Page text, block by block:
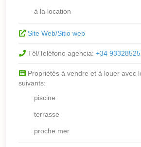
à la location
Site Web/Sitio web
Tél/Teléfono agencia: +34
Propriétés à vendre et à louer avec
suivants:
piscine
terrasse
proche mer